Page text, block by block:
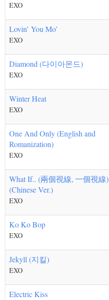
EXO
Lovin’ You Mo’
EXO
Diamond (다이아몬드)
EXO
Winter Heat
EXO
One And Only (English and
Romanization)
EXO
What If.. (兩個視線, 一個視線)
(Chinese Ver.)
EXO
Ko Ko Bop
EXO
Jekyll (지킬)
EXO
Electric Kiss